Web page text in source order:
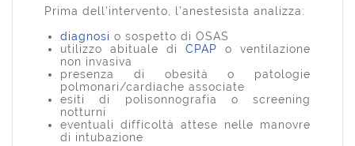
Prima dell’intervento, l’anestesista analizza:
diagnosi o sospetto di OSAS
utilizzo abituale di CPAP o ventilazione
non invasiva
presenza di obesità o patologie
polmonari/cardiache associate
esiti di polisonnografia o screening
notturni
eventuali difficoltà attese nelle manovre
di intubazione